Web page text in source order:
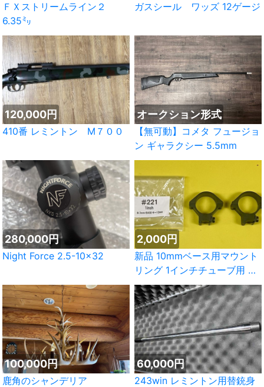
ＦＸストリームライン２
6.35㍉
ガスシール ワッズ 12ゲージ
120,000円
410番 レミントン M７００
オークション形式
【無可動】コメタ フュージョ
ン ギャラクシー 5.5mm
280,000円
Night Force 2.5-10×32
2,000円
新品 10mmベース用マウント
リング 1インチチューブ用 日
本製
100,000円
鹿角のシャンデリア
60,000円
243win レミントン用替銃身